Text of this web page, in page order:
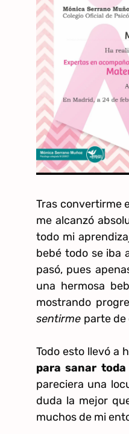
Tras convertirme
me alcanzó
todo mi
bebé todo se iba
pasó, pues
una hermosa
mostrando
sentirme parte de
Todo esto llevó a
para sanar
pareciera una
duda la mejor
muchos de mi